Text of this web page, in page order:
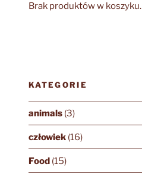
Brak produktów w koszyku.
KATEGORIE
animals(3)
człowiek(16)
Food(15)